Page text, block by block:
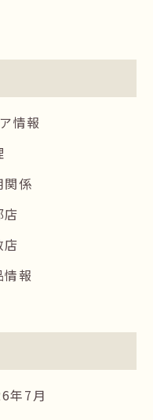
情報
関係
店
店
情報
年7月